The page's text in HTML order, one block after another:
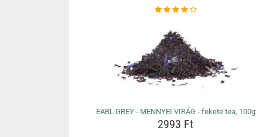
EARL GREY - MENNYEI VIRÁG - fekete tea, 100g
2993 Ft